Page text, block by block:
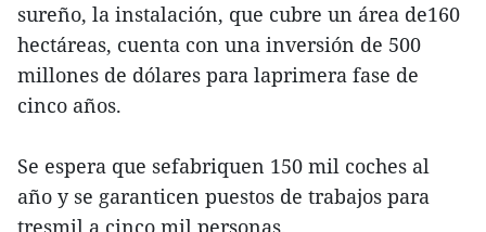
sureño, la instalación, que cubre un área de160
hectáreas, cuenta con una inversión de 500
millones de dólares para laprimera fase de
cinco años.
Se espera que sefabriquen 150 mil coches al
año y se garanticen puestos de trabajos para
tresmil a cinco mil personas.